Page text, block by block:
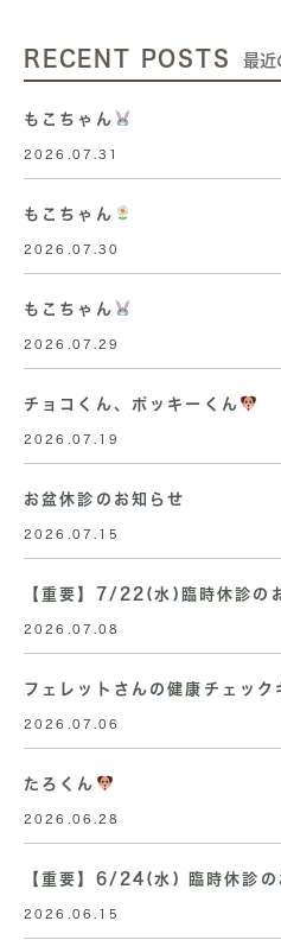
RECENT POSTS 最近
もこちゃん
2026.07.31
もこちゃん
2026.07.30
もこちゃん
2026.07.29
チョコくん、ポッキーくん
2026.07.19
お盆休診のお知らせ
2026.07.15
【重要】7/22(水)臨時休診の
2026.07.08
フェレットさんの健康チェック
2026.07.06
たろくん
2026.06.28
【重要】6/24(水) 臨時休診の
2026.06.15